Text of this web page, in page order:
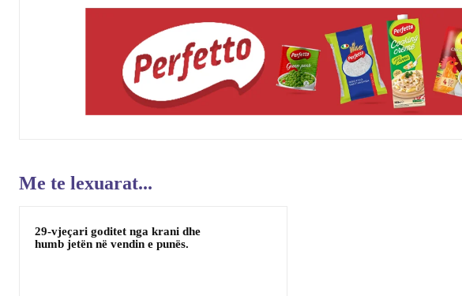
Me te lexuarat...
29-vjeçari goditet nga krani dhe
humb jetën në vendin e punës.